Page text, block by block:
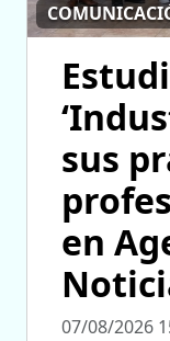
sus
en
07/08/2026